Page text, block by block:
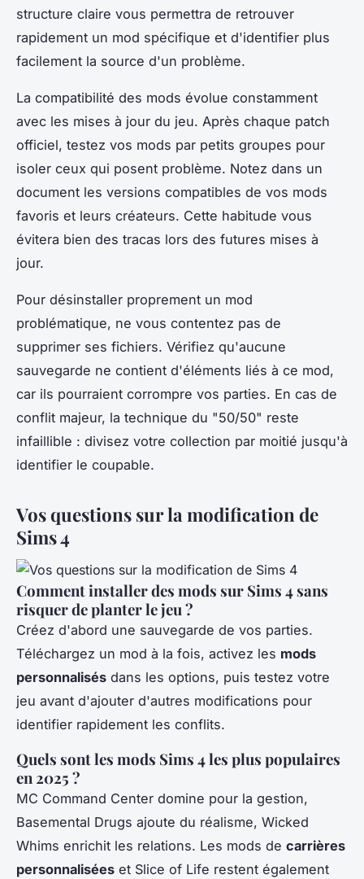
structure claire vous permettra de retrouver
rapidement un mod spécifique et d'identifier plus
facilement la source d'un problème.
La compatibilité des mods évolue constamment
avec les mises à jour du jeu. Après chaque patch
officiel, testez vos mods par petits groupes pour
isoler ceux qui posent problème. Notez dans un
document les versions compatibles de vos mods
favoris et leurs créateurs. Cette habitude vous
évitera bien des tracas lors des futures mises à
jour.
Pour désinstaller proprement un mod
problématique, ne vous contentez pas de
supprimer ses fichiers. Vérifiez qu'aucune
sauvegarde ne contient d'éléments liés à ce mod,
car ils pourraient corrompre vos parties. En cas de
conflit majeur, la technique du "50/50" reste
infaillible : divisez votre collection par moitié jusqu'à
identifier le coupable.
Vos questions sur la modification de
Sims 4
Comment installer des mods sur Sims 4 sans
risquer de planter le jeu ?
Créez d'abord une sauvegarde de vos parties.
Téléchargez un mod à la fois, activez les mods
personnalisés dans les options, puis testez votre
jeu avant d'ajouter d'autres modifications pour
identifier rapidement les conflits.
Quels sont les mods Sims 4 les plus populaires
en 2025 ?
MC Command Center domine pour la gestion,
Basemental Drugs ajoute du réalisme, Wicked
Whims enrichit les relations. Les mods de carrières
personnalisées et Slice of Life restent également